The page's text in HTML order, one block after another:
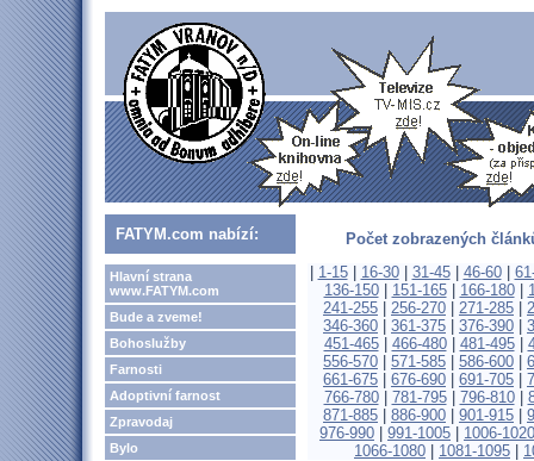
FATYM.com nabízí:
Hlavní strana
www.FATYM.com
Bude a zveme!
Bohoslužby
Farnosti
Adoptivní farnost
Zpravodaj
Bylo
Počet zobrazených
1-15| 16-30| 31-45| 46-60|
136-150| 151-165| 166-180|
241-255
256-270 271-285
346-360
361-375 376-390
451-465| 466-480| 481-495|
556-570
571-585 586-600
661-675
676-690 691-705
766-780| 781-795| 796-810|
871-885
886-900 901-915
976-990
991-1005
1006-1020
1066-1080
1081-1095